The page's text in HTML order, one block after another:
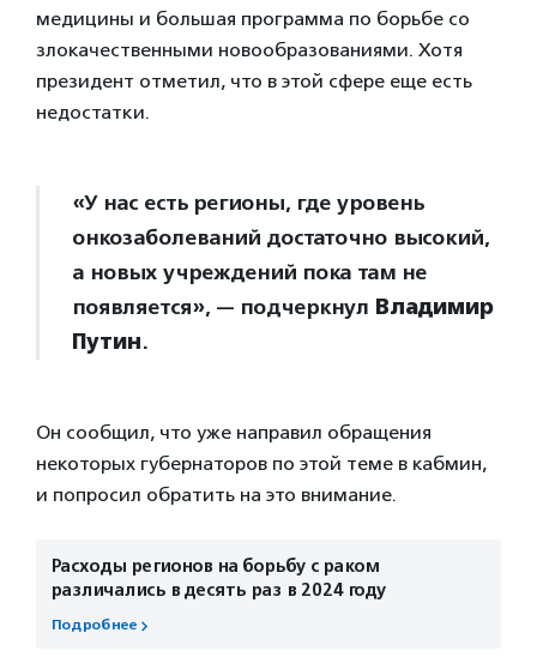
медицины и большая программа по борьбе со
злокачественными новообразованиями. Хотя
президент отметил, что в этой сфере еще есть
недостатки.
«У нас есть регионы, где уровень
онкозаболеваний достаточно высокий,
а новых учреждений пока там не
появляется», — подчеркнул Владимир
Путин.
Он сообщил, что уже направил обращения
некоторых губернаторов по этой теме в кабмин,
и попросил обратить на это внимание.
Расходы регионов на борьбу с раком
различались в десять раз в 2024 году
Подробнее